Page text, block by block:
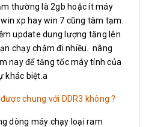
thường là 2gb hoặc ít máy
xp hay win 7 cũng tàm tạm.
update dung lượng tăng lên
chạy chậm đi nhiều. nâng
nay để tăng tốc máy tính của
khác biệt.a
chung với DDR3 không ?
dòng máy chạy loại ram